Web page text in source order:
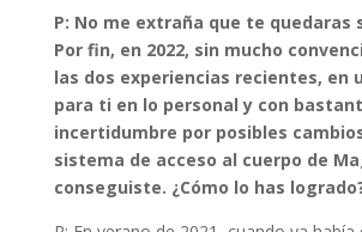
P: No me extraña que te quedaras
Por fin, en 2022, sin mucho
las dos experiencias recientes, en
para ti en lo personal y con
incertidumbre por posibles
sistema de acceso al cuerpo de
conseguiste. ¿Cómo lo has